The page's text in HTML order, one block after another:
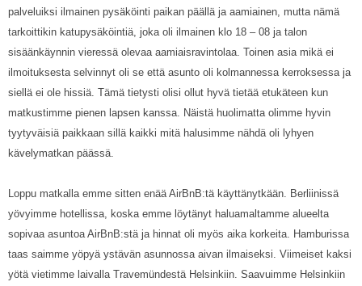
palveluiksi ilmainen pysäköinti paikan päällä ja aamiainen, mutta nämä
tarkoittikin katupysäköintiä, joka oli ilmainen klo 18 – 08 ja talon
sisäänkäynnin vieressä olevaa aamiaisravintolaa. Toinen asia mikä ei
ilmoituksesta selvinnyt oli se että asunto oli kolmannessa kerroksessa ja
siellä ei ole hissiä. Tämä tietysti olisi ollut hyvä tietää etukäteen kun
matkustimme pienen lapsen kanssa. Näistä huolimatta olimme hyvin
tyytyväisiä paikkaan sillä kaikki mitä halusimme nähdä oli lyhyen
kävelymatkan päässä.
Loppu matkalla emme sitten enää AirBnB:tä käyttänytkään. Berliinissä
yövyimme hotellissa, koska emme löytänyt haluamaltamme alueelta
sopivaa asuntoa AirBnB:stä ja hinnat oli myös aika korkeita. Hamburissa
taas saimme yöpyä ystävän asunnossa aivan ilmaiseksi. Viimeiset kaksi
yötä vietimme laivalla Travemündestä Helsinkiin. Saavuimme Helsinkiin